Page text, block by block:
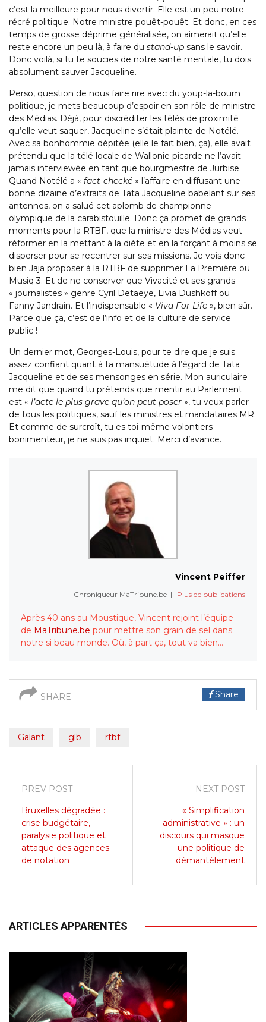
c’est la meilleure pour nous divertir. Elle est un peu notre
récré politique. Notre ministre pouêt-pouêt. Et donc, en ces
temps de grosse déprime généralisée, on aimerait qu’elle
reste encore un peu là, à faire du stand-up sans le savoir.
Donc voilà, si tu te soucies de notre santé mentale, tu dois
absolument sauver Jacqueline.
Perso, question de nous faire rire avec du youp-la-boum
politique, je mets beaucoup d’espoir en son rôle de ministre
des Médias. Déjà, pour discréditer les télés de proximité
qu’elle veut saquer, Jacqueline s’était plainte de Notélé.
Avec sa bonhommie dépitée (elle le fait bien, ça), elle avait
prétendu que la télé locale de Wallonie picarde ne l’avait
jamais interviewée en tant que bourgmestre de Jurbise.
Quand Notélé a « fact-checké » l’affaire en diffusant une
bonne dizaine d’extraits de Tata Jacqueline babelant sur ses
antennes, on a salué cet aplomb de championne
olympique de la carabistouille. Donc ça promet de grands
moments pour la RTBF, que la ministre des Médias veut
réformer en la mettant à la diète et en la forçant à moins se
disperser pour se recentrer sur ses missions. Je vois donc
bien Jaja proposer à la RTBF de supprimer La Première ou
Musiq 3. Et de ne conserver que Vivacité et ses grands
« journalistes » genre Cyril Detaeye, Livia Dushkoff ou
Fanny Jandrain. Et l’indispensable « Viva For Life », bien sûr.
Parce que ça, c’est de l’info et de la culture de service
public !
Un dernier mot, Georges-Louis, pour te dire que je suis
assez confiant quant à ta mansuétude à l’égard de Tata
Jacqueline et de ses mensonges en série. Mon auriculaire
me dit que quand tu prétends que mentir au Parlement
est « l’acte le plus grave qu’on peut poser », tu veux parler
de tous les politiques, sauf les ministres et mandataires MR.
Et comme de surcroît, tu es toi-même volontiers
bonimenteur, je ne suis pas inquiet. Merci d’avance.
Vincent Peiffer
Chroniqueur MaTribune.be | Plus de publications
Après 40 ans au Moustique, Vincent rejoint l’équipe
de MaTribune.be pour mettre son grain de sel dans
notre si beau monde. Où, à part ça, tout va bien…
SHARE Share
Galant glb rtbf
PREV POST
Bruxelles dégradée :
crise budgétaire,
paralysie politique et
attaque des agences
de notation
NEXT POST
« Simplification
administrative » : un
discours qui masque
une politique de
démantèlement
ARTICLES APPARENTÉS